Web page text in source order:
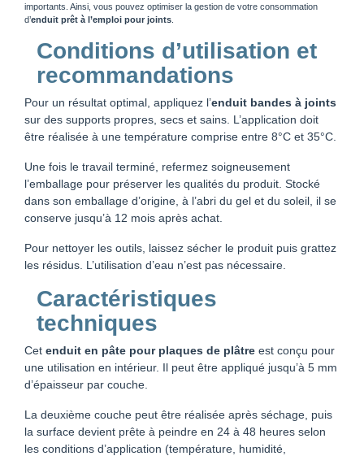
importants. Ainsi, vous pouvez optimiser la gestion de votre consommation
d’enduit prêt à l’emploi pour joints
Conditions d’utilisation et
recommandations
Pour un résultat optimal, appliquez l’enduit bandes à joints
sur des supports propres, secs et sains. L’application doit
être réalisée à une température comprise entre 8°C et 35°C.
Une fois le travail terminé, refermez soigneusement
l’emballage pour préserver les qualités du produit. Stocké
dans son emballage d’origine, à l’abri du gel et du soleil, il se
conserve jusqu’à 12 mois après achat.
Pour nettoyer les outils, laissez sécher le produit puis grattez
les résidus. L’utilisation d’eau n’est pas nécessaire.
Caractéristiques
techniques
Cet enduit en pâte pour plaques de plâtre est conçu pour
une utilisation en intérieur. Il peut être appliqué jusqu’à 5 mm
d’épaisseur par couche.
La deuxième couche peut être réalisée après séchage, puis
la surface devient prête à peindre en 24 à 48 heures selon
les conditions d’application (température, humidité,